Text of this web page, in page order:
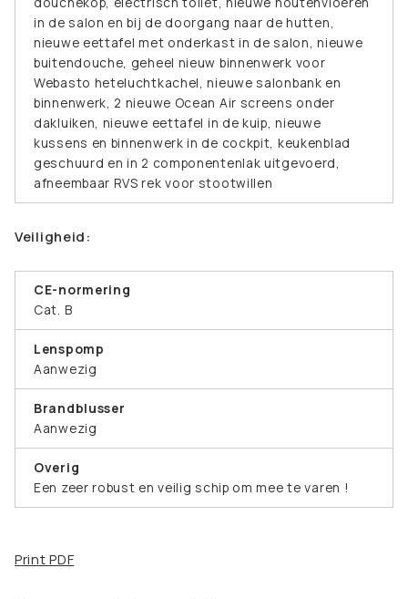
in de salon en bij de doorgang naar de hutten,
nieuwe eettafel met onderkast in de salon, nieuwe
buitendouche, geheel nieuw binnenwerk voor
Webasto heteluchtkachel, nieuwe salonbank en
binnenwerk, 2 nieuwe Ocean Air screens onder
dakluiken, nieuwe eettafel in de kuip, nieuwe
kussens en binnenwerk in de cockpit, keukenblad
geschuurd en in 2 componentenlak uitgevoerd,
afneembaar RVS rek voor stootwillen
Veiligheid:
CE-normering
Cat. B
Lenspomp
Aanwezig
Brandblusser
Aanwezig
Overig
Een zeer robust en veilig schip om mee te varen !
Print PDF